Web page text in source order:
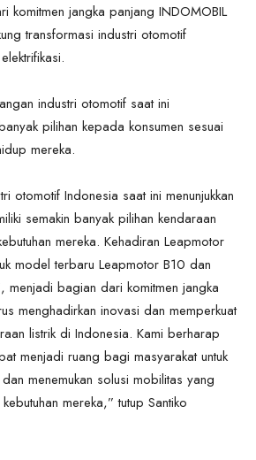
komitmen jangka panjang INDOMOBIL
transformasi industri otomotif
industri otomotif saat ini
pilihan kepada konsumen sesuai
mereka.
otomotif Indonesia saat ini menunjukkan
semakin banyak pilihan kendaraan
mereka. Kehadiran Leapmotor
model terbaru Leapmotor B10 dan
menjadi bagian dari komitmen jangka
menghadirkan inovasi dan memperkuat
listrik di Indonesia. Kami berharap
menjadi ruang bagi masyarakat untuk
menemukan solusi mobilitas yang
mereka,” tutup Santiko